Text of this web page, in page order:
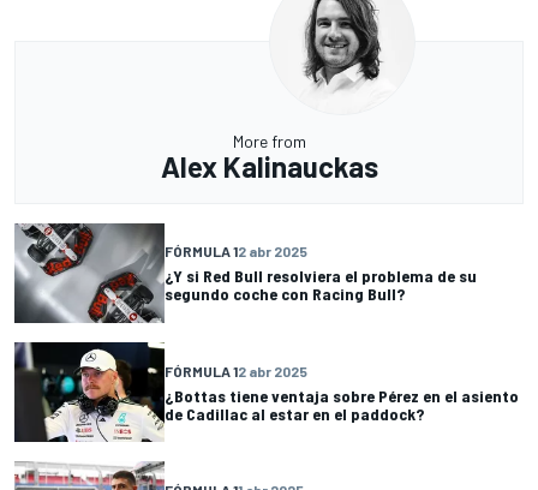
More from
Alex Kalinauckas
FÓRMULA 12 abr 2025
¿Y si Red Bull resolviera el problema de su
segundo coche con Racing Bull?
FÓRMULA 12 abr 2025
¿Bottas tiene ventaja sobre Pérez en el asiento
de Cadillac al estar en el paddock?